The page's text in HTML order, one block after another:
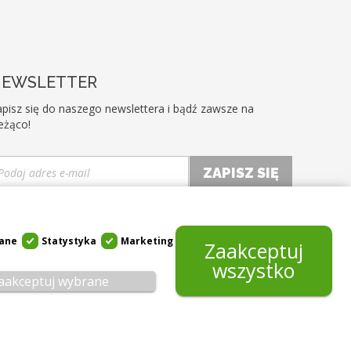
się do naszego newslettera i bądź zawsze na
Statystyka Marketing
wybrane
Zaakceptuj
wszystko